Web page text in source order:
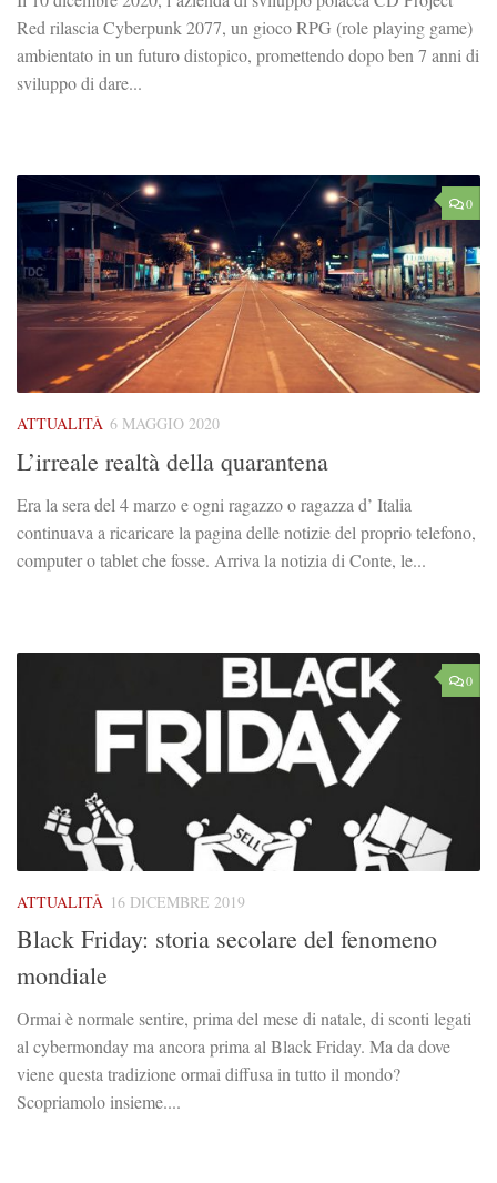
Red rilascia Cyberpunk 2077, un gioco RPG (role playing game)
ambientato in un futuro distopico, promettendo dopo ben 7 anni di
sviluppo di dare...
0
ATTUALITÀ 6 MAGGIO 2020
L’irreale realtà della quarantena
Era la sera del 4 marzo e ogni ragazzo o ragazza d’ Italia
continuava a ricaricare la pagina delle notizie del proprio telefono,
computer o tablet che fosse. Arriva la notizia di Conte, le...
0
ATTUALITÀ 16 DICEMBRE 2019
Black Friday: storia secolare del fenomeno
mondiale
Ormai è normale sentire, prima del mese di natale, di sconti legati
al cybermonday ma ancora prima al Black Friday. Ma da dove
viene questa tradizione ormai diffusa in tutto il mondo?
Scopriamolo insieme....